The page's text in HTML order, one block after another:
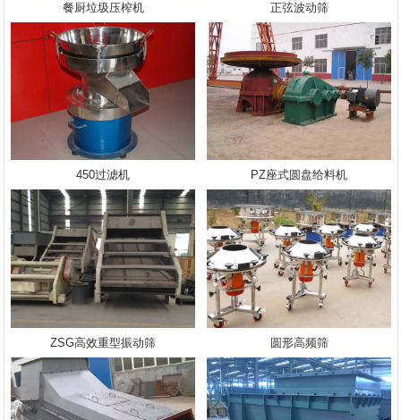
餐厨垃圾压榨机 正弦波动筛
450过滤机 PZ座式圆盘给料机
ZSG高效重型振动筛 圆形高频筛